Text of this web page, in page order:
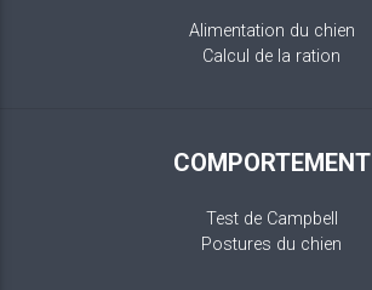
Alimentation du chien
Calcul de la ration
COMPORTEMENT
Test de Campbell
Postures du chien